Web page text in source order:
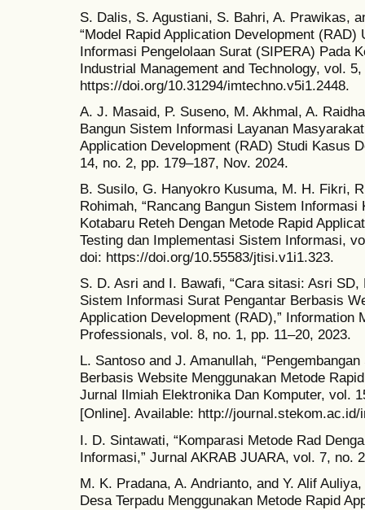
S. Dalis, S. Agustiani, S. Bahri, A. Prawikas,
“Model Rapid Application Development
Informasi Pengelolaan Surat (SIPERA) Pada
Industrial Management and Technology, vol.
https://doi.org/10.31294/imtechno.v5i1.2448.
A. J. Masaid, P. Suseno, M. Akhmal, A.
Bangun Sistem Informasi Layanan
Application Development (RAD) Studi Kasus
14, no. 2, pp. 179–187, Nov. 2024.
B. Susilo, G. Hanyokro Kusuma, M. H. Fikri,
Rohimah, “Rancang Bangun Sistem Informasi
Kotabaru Reteh Dengan Metode Rapid
Testing dan Implementasi Sistem Informasi,
doi: https://doi.org/10.55583/jtisi.v1i1.323.
S. D. Asri and I. Bawafi, “Cara sitasi: Asri
Sistem Informasi Surat Pengantar Berbasis
Application Development (RAD),” Information
Professionals, vol. 8, no. 1, pp. 11–20, 2023.
L. Santoso and J. Amanullah,
Berbasis Website Menggunakan Metode
Jurnal Ilmiah Elektronika Dan Komputer, vol.
[Online]. Available: http://journal.stekom.ac.id/
I. D. Sintawati, “Komparasi Metode Rad
Informasi,” Jurnal AKRAB JUARA, vol. 7, no.
M. K. Pradana, A. Andrianto, and Y. Alif
Desa Terpadu Menggunakan Metode Rapid